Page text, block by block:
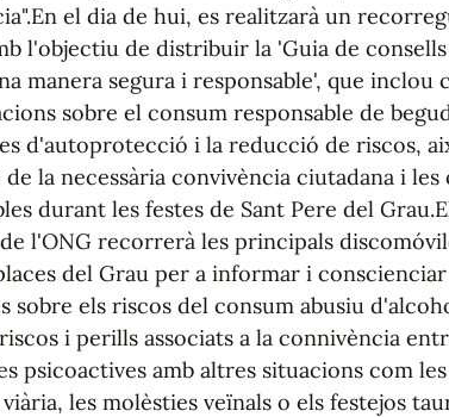
el dia de hui, es realitzarà un
l'objectiu de distribuir la 'Guia de
manera segura i responsable', que inclou
sobre el consum responsable de
d'autoprotecció i la reducció de riscos,
la necessària convivència ciutadana i
durant les festes de Sant Pere del
l'ONG recorrerà les principals
del Grau per a informar i
sobre els riscos del consum abusiu
i perills associats a la connivència
psicoactives amb altres situacions com
les molèsties veïnals o els festejos